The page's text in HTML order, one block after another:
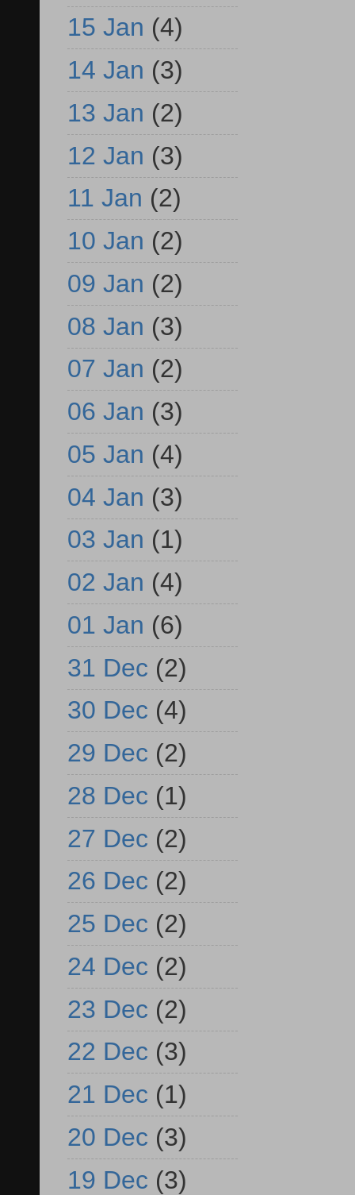
15 Jan (4)
14 Jan (3)
13 Jan (2)
12 Jan (3)
11 Jan (2)
10 Jan (2)
09 Jan (2)
08 Jan (3)
07 Jan (2)
06 Jan (3)
05 Jan (4)
04 Jan (3)
03 Jan (1)
02 Jan (4)
01 Jan (6)
31 Dec (2)
30 Dec (4)
29 Dec (2)
28 Dec (1)
27 Dec (2)
26 Dec (2)
25 Dec (2)
24 Dec (2)
23 Dec (2)
22 Dec (3)
21 Dec (1)
20 Dec (3)
19 Dec (3)